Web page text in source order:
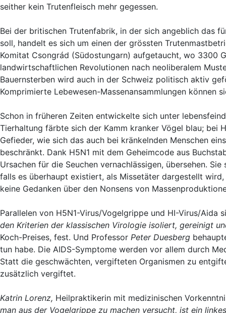
seither kein Trutenfleisch mehr gegessen.
Bei der britischen Trutenfabrik, in der sich angeblich das
soll, handelt es sich um einen der grössten
Komitat Csongrád (Südostungarn) aufgetaucht, wo 3300
landwirtschaftlichen Revolutionen nach neoliberalem
Bauernsterben wird auch in der Schweiz politisch aktiv
Komprimierte Lebewesen-Massenansammlungen können
Schon in früheren Zeiten entwickelte sich unter
Tierhaltung färbte sich der Kamm kranker Vögel blau; bei
Gefieder, wie sich das auch bei kränkelnden Menschen
beschränkt. Dank H5N1 mit dem Geheimcode aus
Ursachen für die Seuchen vernachlässigen, übersehen.
falls es überhaupt existiert, als Missetäter dargestellt
keine Gedanken über den Nonsens von
Parallelen von H5N1-Virus/Vogelgrippe und HI-Virus/Aida
den Kriterien der klassischen Virologie isoliert, gereinigt
Koch-Preises, fest. Und Professor Peter Duesberg
tun habe. Die AIDS-Symptome werden vor allem durch
Statt die geschwächten, vergifteten Organismen zu
zusätzlich vergiftet.
Katrin Lorenz, Heilpraktikerin mit medizinischen
man aus der Vogelgrippe zu machen versucht, ist ein